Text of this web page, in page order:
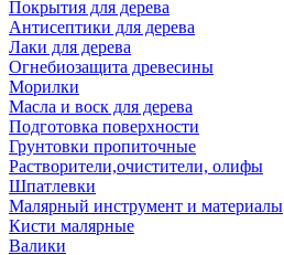
Покрытия для дерева
Антисептики для дерева
Лаки для дерева
Огнебиозащита древесины
Морилки
Масла и воск для дерева
Подготовка поверхности
Грунтовки пропиточные
Растворители,очистители, олифы
Шпатлевки
Малярный инструмент и материалы
Кисти малярные
Валики